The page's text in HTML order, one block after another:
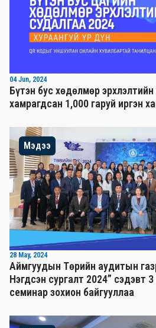
04 Jun, 2024
Бүтэн бус хөдөлмөр
хамрагдсан 1,000 гаруй иргэн
Мэдээ
28 May, 2024
Аймгуудын Төрийн аудитын
Нэгдсэн сургалт 2024” сэдэвт
семинар зохион байгууллаа